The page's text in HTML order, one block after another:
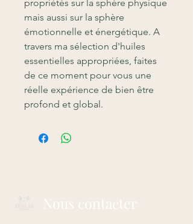
propriétés sur la sphère physique
mais aussi sur la sphère
émotionnelle et énergétique. A
travers ma sélection d'huiles
essentielles appropriées, faites
de ce moment pour vous une
réelle expérience de bien être
profond et global.
Nous contacter